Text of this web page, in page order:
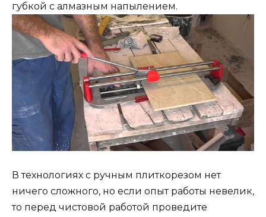
губкой с алмазным напылением.
В технологиях с ручным плиткорезом нет
ничего сложного, но если опыт работы невелик,
то перед чистовой работой проведите